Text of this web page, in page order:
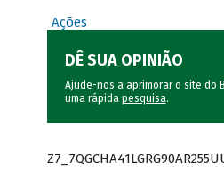
Ações
DÊ SUA OPINIÃO
Ajude-nos a aprimorar o site do
uma rápida pesquisa.